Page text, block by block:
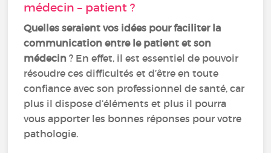
médecin – patient ?
Quelles seraient vos idées pour faciliter la
communication entre le patient et son
médecin ? En effet, il est essentiel de pouvoir
résoudre ces difficultés et d’être en toute
confiance avec son professionnel de santé, car
plus il dispose d’éléments et plus il pourra
vous apporter les bonnes réponses pour votre
pathologie.